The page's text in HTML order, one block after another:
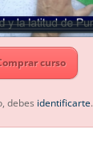
curso
debes identificarte.